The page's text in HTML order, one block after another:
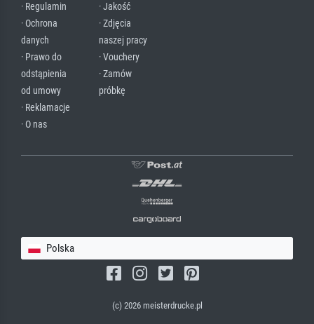
· Regulamin
· Ochrona
danych
· Prawo do
odstąpienia
od umowy
· Reklamacje
· O nas
· Jakość
· Zdjęcia
naszej pracy
· Vouchery
· Zamów
próbkę
Polska
(c) 2026 meisterdrucke.pl